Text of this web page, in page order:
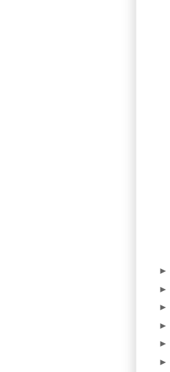
►
►
►
►
►
►